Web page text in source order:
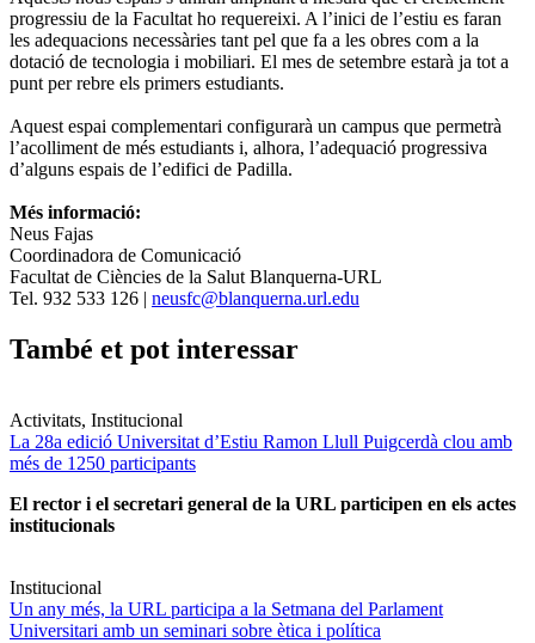
progressiu de la Facultat ho requereixi. A l’inici de l’estiu es faran
les adequacions necessàries tant pel que fa a les obres com a la
dotació de tecnologia i mobiliari. El mes de setembre estarà ja tot a
punt per rebre els primers estudiants.
Aquest espai complementari configurarà un campus que permetrà
l’acolliment de més estudiants i, alhora, l’adequació progressiva
d’alguns espais de l’edifici de Padilla.
Més informació:
Neus Fajas
Coordinadora de Comunicació
Facultat de Ciències de la Salut Blanquerna-URL
Tel. 932 533 126 | neusfc@blanquerna.url.edu
També et pot interessar
Activitats, Institucional
La 28a edició Universitat d’Estiu Ramon Llull Puigcerdà clou amb
més de 1250 participants
El rector i el secretari general de la URL participen en els actes
institucionals
Institucional
Un any més, la URL participa a la Setmana del Parlament
Universitari amb un seminari sobre ètica i política